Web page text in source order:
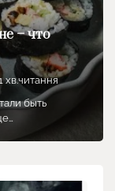
– что
хв.читання
быть